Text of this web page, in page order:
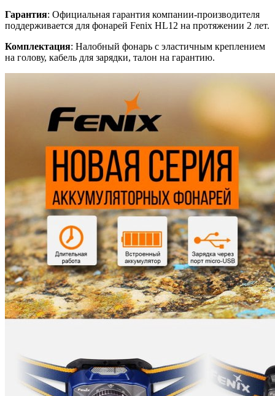
Гарантия: Официальная гарантия компании-производителя
поддерживается для фонарей Fenix HL12 на протяжении 2 лет.
Комплектация: Налобный фонарь с эластичным креплением
на голову, кабель для зарядки, талон на гарантию.